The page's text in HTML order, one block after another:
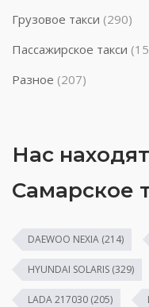
Грузовое такси (290)
Пассажирское такси
Разное (207)
Нас
Самарское
DAEWOO NEXIA (214)
HYUNDAI SOLARIS (329)
LADA 217030 (205)